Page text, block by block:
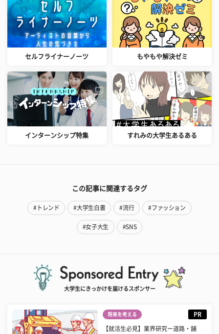
セルフライナーノーツ もやもや解決ゼミ
インターンシップ特集 すれみの大学生あるある
この記事に関連するタグ
#トレンド #大学生白書 #流行 #ファッション
#女子大生 #SNS
大学生にきっかけを届けるスポンサー
将来を考える PR
【就活生必見】業界研究ー道路・舗